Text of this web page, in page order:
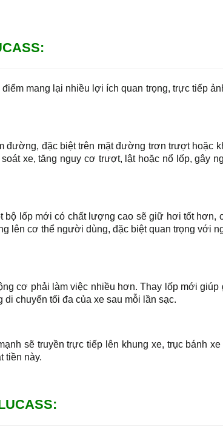
mang lại nhiều lợi ích quan trọng, trực tiếp
đường, đặc biệt trên mặt đường trơn trượt hoặc
xe, tăng nguy cơ trượt, lật hoặc nổ lốp, gây
lốp mới có chất lượng cao sẽ giữ hơi tốt hơn,
lên cơ thể người dùng, đặc biệt quan trọng với
cơ phải làm việc nhiều hơn. Thay lốp mới giúp
chuyển tối đa của xe sau mỗi lần sạc.
sẽ truyền trực tiếp lên khung xe, trục bánh xe
tiền này.